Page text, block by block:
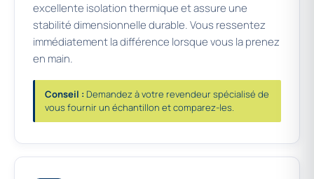
excellente isolation thermique et assure une
stabilité dimensionnelle durable. Vous ressentez
immédiatement la différence lorsque vous la prenez
en main.
Conseil : Demandez à votre revendeur spécialisé de
vous fournir un échantillon et comparez-les.